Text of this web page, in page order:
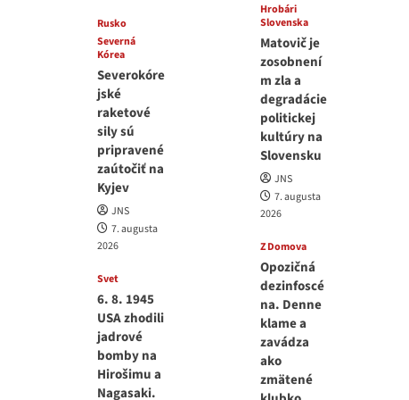
Rusko
Severná
Kórea
Severokóre
jské
raketové
sily sú
pripravené
zaútočiť na
Kyjev
JNS
7. augusta
2026
Svet
6. 8. 1945
USA zhodili
jadrové
bomby na
Hirošimu a
Nagasaki.
Hrobári
Slovenska
Matovič je
zosobnení
m zla a
degradácie
politickej
kultúry na
Slovensku
JNS
7. augusta
2026
Z Domova
Opozičná
dezinfoscé
na. Denne
klame a
zavádza
ako
zmätené